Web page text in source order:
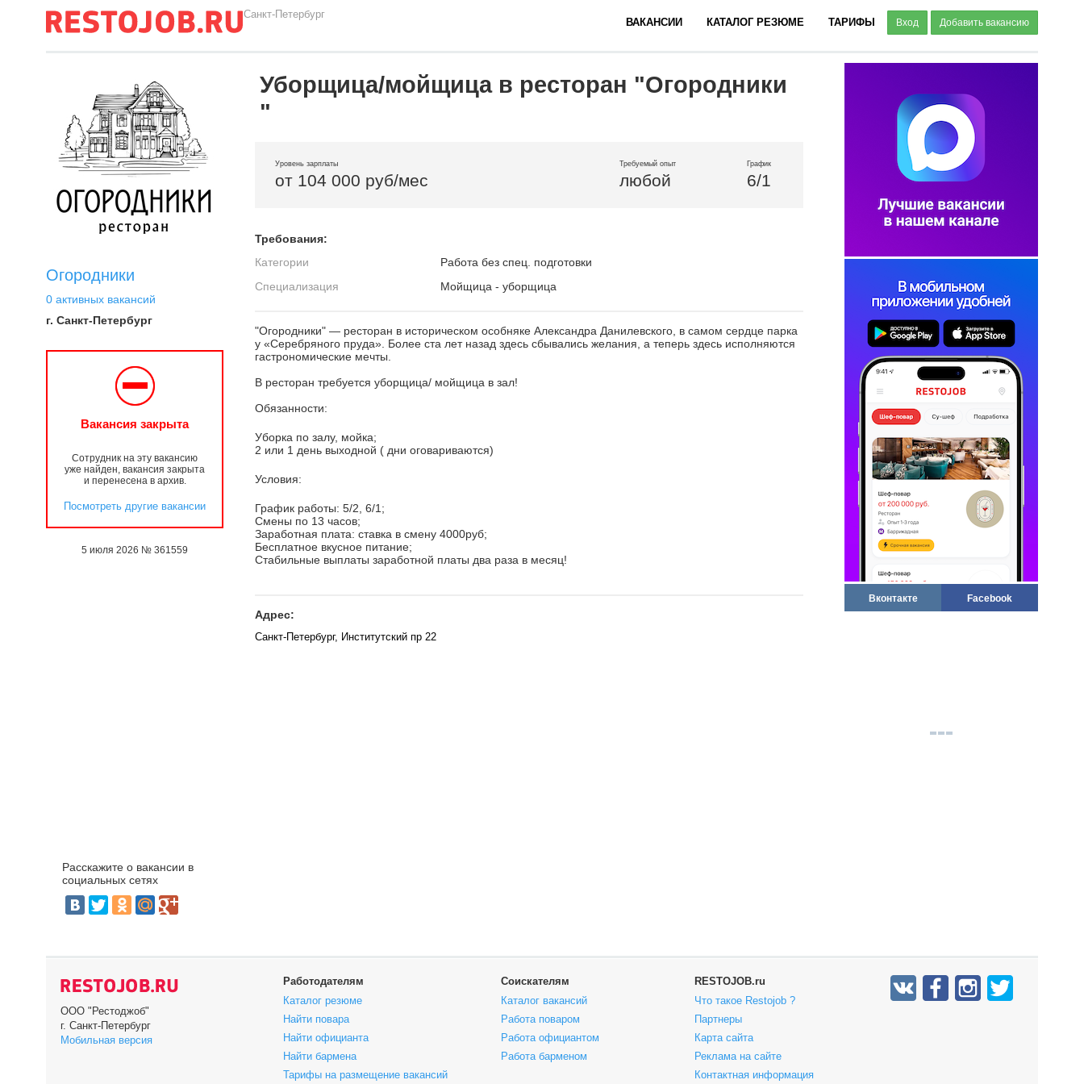
Санкт-Петербург
ВАКАНСИИ КАТАЛОГ РЕЗЮМЕ ТАРИФЫ Вход Добавить вакансию
Вконтакте Facebook
Огородники
0 активных вакансий
г. Санкт-Петербург
Вакансия закрыта
Сотрудник на эту вакансию
уже найден, вакансия закрыта
и перенесена в архив.
Посмотреть другие вакансии
5 июля 2026 № 361559
Уборщица/мойщица в ресторан "Огородники
"
Уровень зарплаты
от 104 000 руб/мес
Требуемый опыт
любой
График
6/1
Требования:
Категории
Работа без спец. подготовки
Специализация
Мойщица - уборщица
"Огородники" — ресторан в историческом особняке Александра Данилевского, в самом сердце парка
у «Серебряного пруда». Более ста лет назад здесь сбывались желания, а теперь здесь исполняются
гастрономические мечты.
В ресторан требуется уборщица/ мойщица в зал!
Обязанности:
Уборка по залу, мойка;
2 или 1 день выходной ( дни оговариваются)
Условия:
График работы: 5/2, 6/1;
Смены по 13 часов;
Заработная плата: ставка в смену 4000руб;
Бесплатное вкусное питание;
Стабильные выплаты заработной платы два раза в месяц!
Адрес:
Санкт-Петербург, Институтский пр 22
Расскажите о вакансии в
социальных сетях
ООО "Рестоджоб"
г. Санкт-Петербург
Мобильная версия
Работодателям
Каталог резюме
Найти повара
Найти официанта
Найти бармена
Тарифы на размещение вакансий
Соискателям
Каталог вакансий
Работа поваром
Работа официантом
Работа барменом
RESTOJOB.ru
Что такое Restojob ?
Партнеры
Карта сайта
Реклама на сайте
Контактная информация